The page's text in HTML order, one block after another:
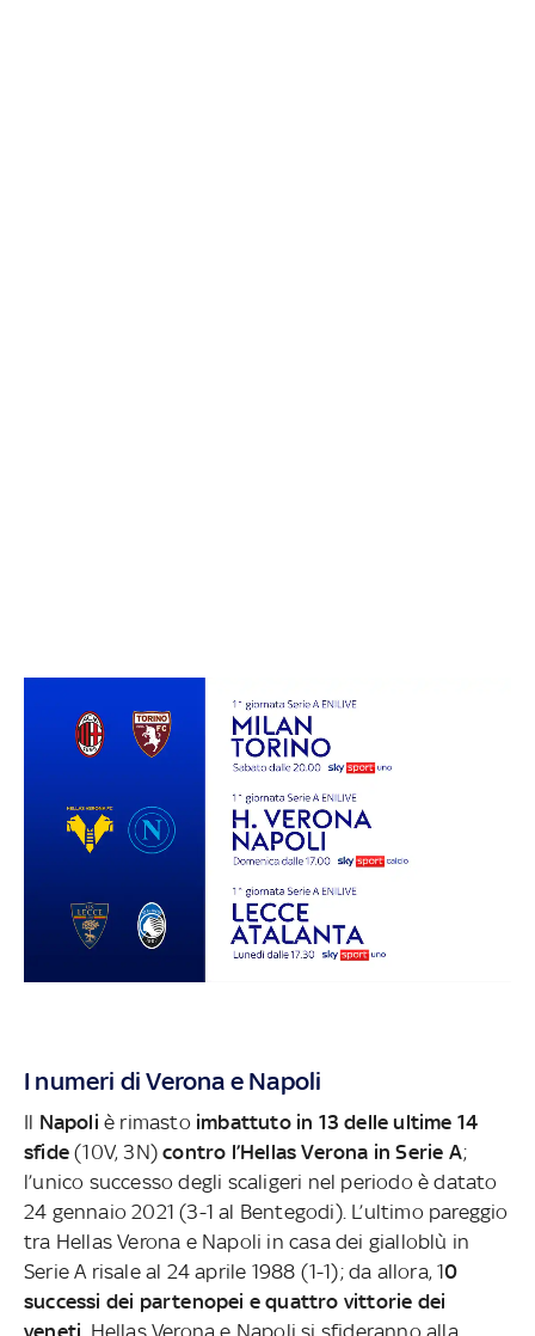
I numeri di Verona e Napoli
Il Napoliè rimasto imbattuto in 13 delle ultime 14
sfide(10V, 3N)contro l’Hellas Verona in Serie A;
l’unico successo degli scaligeri nel periodo è datato
24 gennaio 2021 (3-1 al Bentegodi). L’ultimo pareggio
tra Hellas Verona e Napoli in casa dei gialloblù in
Serie A risale al 24 aprile 1988 (1-1); da allora, 10
successi dei partenopei e quattro vittorie dei